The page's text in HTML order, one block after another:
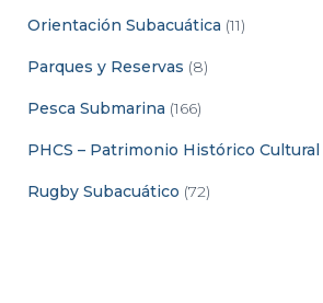
Orientación Subacuática (11)
Parques y Reservas (8)
Pesca Submarina (166)
PHCS – Patrimonio Histórico
Rugby Subacuático (72)